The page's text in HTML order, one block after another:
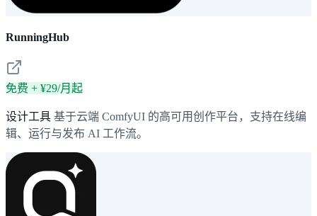
RunningHub
免费 + ¥29/月起
设计工具 基于云端 ComfyUI 的高可用创作平台，支持在线编
辑、运行与发布 AI 工作流。